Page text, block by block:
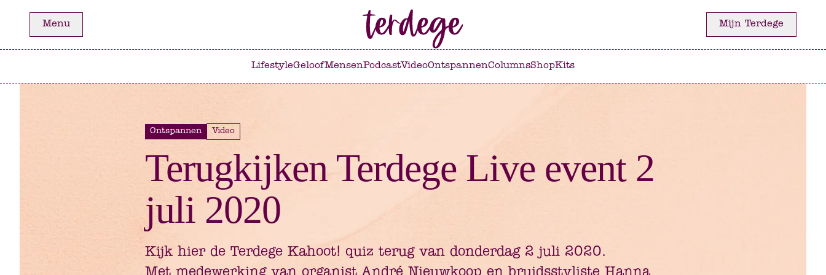
naar
het
naar
de
Menu Mijn Terdege
LifestyleGeloofMensenPodcastVideoOntspannenColumnsShopKits
Ontspannen Video
Terugkijken Terdege Live event 2
juli 2020
Kijk hier de Terdege Kahoot! quiz terug van donderdag 2 juli 2020.